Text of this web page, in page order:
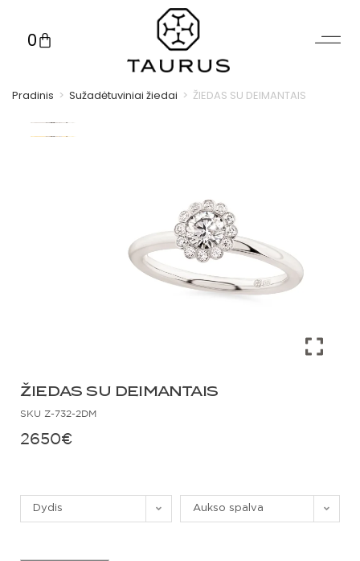
0
Pradinis > Sužadėtuviniai žiedai > ŽIEDAS SU DEIMANTAIS
ŽIEDAS SU DEIMANTAIS
SKU Z-732-2DM
2650€
Dydis Aukso spalva